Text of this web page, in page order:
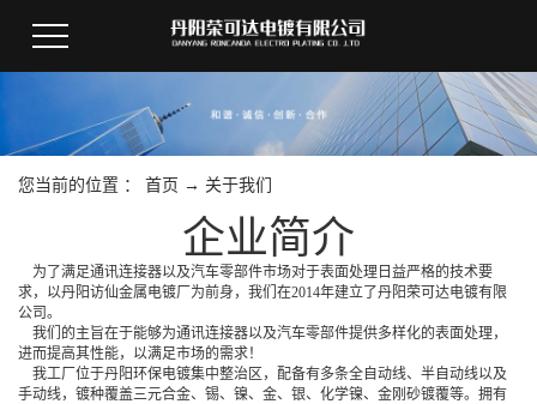
您当前的位置 ： 首页 → 关于我们
企业简介
为了满足通讯连接器以及汽车零部件市场对于表面处理日益严格的技术要
求，以丹阳访仙金属电镀厂为前身，我们在2014年建立了丹阳荣可达电镀有限
公司。
我们的主旨在于能够为通讯连接器以及汽车零部件提供多样化的表面处理，
进而提高其性能，以满足市场的需求！
我工厂位于丹阳环保电镀集中整治区，配备有多条全自动线、半自动线以及
手动线，镀种覆盖三元合金、锡、镍、金、银、化学镍、金刚砂镀覆等。拥有